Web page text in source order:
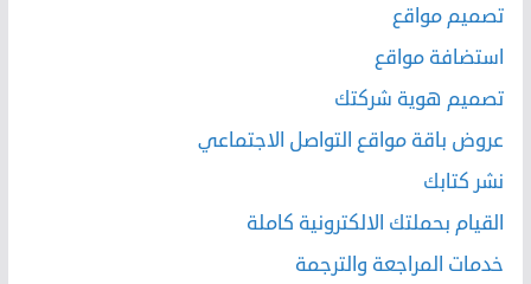
تصميم مواقع
استضافة مواقع
تصميم هوية شركتك
عروض باقة مواقع التواصل الاجتماعي
نشر كتابك
القيام بحملتك الالكترونية كاملة
خدمات المراجعة والترجمة